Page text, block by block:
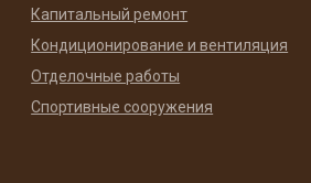
Капитальный ремонт
Кондиционирование и вентиляция
Отделочные работы
Спортивные сооружения